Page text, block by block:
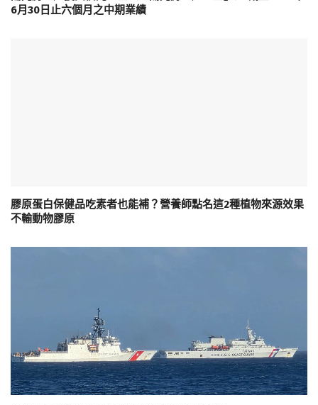
6月30日止六個月之中期業績
膠原蛋白保健品吃素者也能補？營養師點名這2種植物來源效果
不輸動物膠原